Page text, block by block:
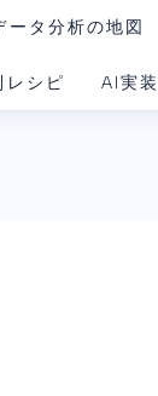
ータ分析の地図
レシピ AI実